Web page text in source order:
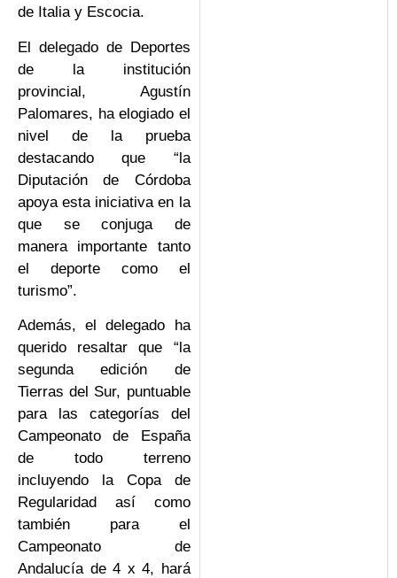
de Italia y Escocia.
El delegado de Deportes
de la institución
provincial, Agustín
Palomares, ha elogiado el
nivel de la prueba
destacando que “la
Diputación de Córdoba
apoya esta iniciativa en la
que se conjuga de
manera importante tanto
el deporte como el
turismo”.
Además, el delegado ha
querido resaltar que “la
segunda edición de
Tierras del Sur, puntuable
para las categorías del
Campeonato de España
de todo terreno
incluyendo la Copa de
Regularidad así como
también para el
Campeonato de
Andalucía de 4 x 4, hará